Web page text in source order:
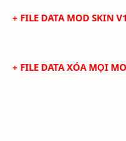
+ FILE DATA MOD SKIN
+ FILE DATA XÓA MỌI